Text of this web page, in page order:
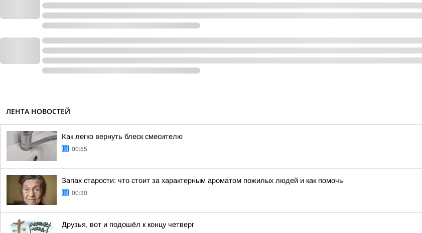
ЛЕНТА НОВОСТЕЙ
Как легко вернуть блеск смесителю
00:55
Запах старости: что стоит за характерным ароматом пожилых людей и как помочь
00:30
Друзья, вот и подошёл к концу четверг